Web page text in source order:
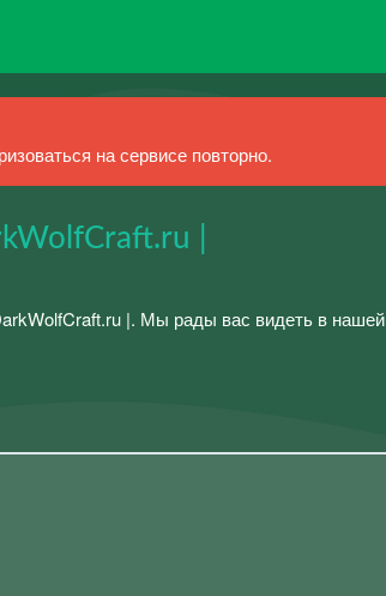
на сервисе повторно.
|
|. Мы рады вас видеть в нашей